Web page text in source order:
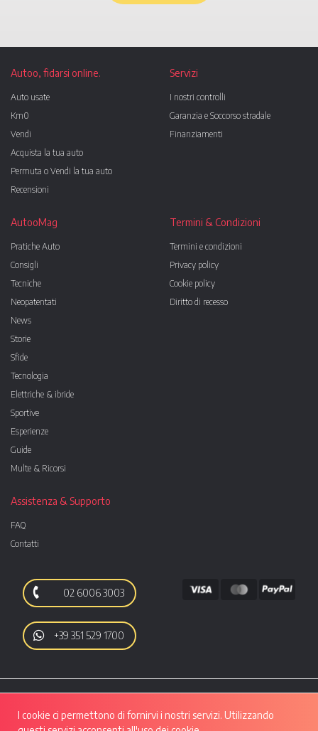
Autoo, fidarsi online.
Auto usate
Km0
Vendi
Acquista la tua auto
Permuta o Vendi la tua auto
Recensioni
Servizi
I nostri controlli
Garanzia e Soccorso stradale
Finanziamenti
AutooMag
Pratiche Auto
Consigli
Tecniche
Neopatentati
News
Storie
Sfide
Tecnologia
Elettriche & ibride
Sportive
Esperienze
Guide
Multe & Ricorsi
Termini & Condizioni
Termini e condizioni
Privacy policy
Cookie policy
Diritto di recesso
Assistenza & Supporto
FAQ
Contatti
02 6006 3003
+39 351 529 1700
I cookie ci permettono di fornirvi i nostri servizi. Utilizzando